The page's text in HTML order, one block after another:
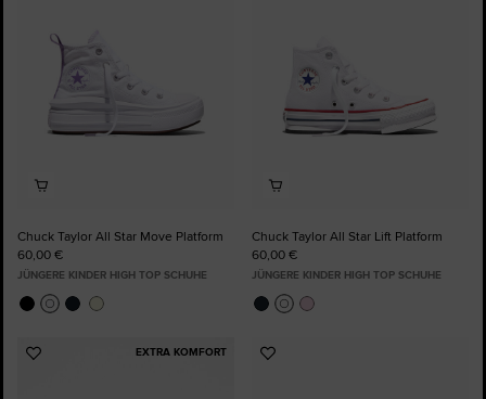
Chuck Taylor All Star Move Platform
60,00 €
JÜNGERE KINDER HIGH TOP SCHUHE
Chuck Taylor All Star Lift Platform
60,00 €
JÜNGERE KINDER HIGH TOP SCHUHE
EXTRA KOMFORT
Zu
Zu